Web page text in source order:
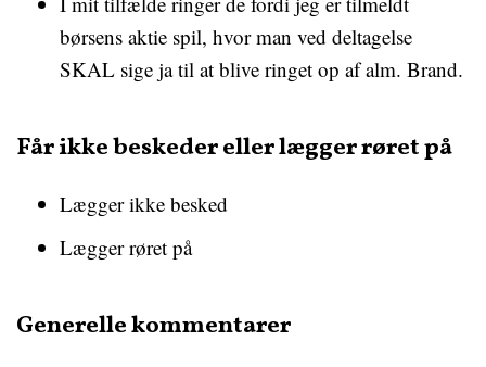
børsens aktie spil, hvor man ved deltagelse
SKAL sige ja til at blive ringet op af alm. Brand.
Får ikke beskeder eller lægger røret på
Lægger ikke besked
Lægger røret på
Generelle kommentarer